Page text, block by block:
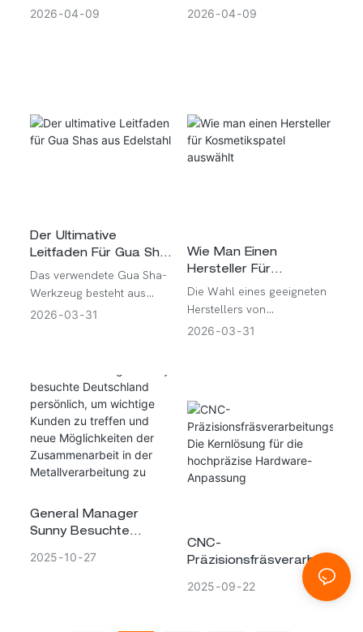
Steinen hängt die Wahl des
gesundheitsorientiertes
Image, während Edelstahl-
2026 04 09
die Auswirkungen von
2026 04 09
Der Ultimative
Leitfaden Für Gua Shas
Aus Edelstahl
Das verwendete Gua Sha-
Werkzeug besteht aus
hochwertigem Edelstahl
angenehme Kühlung und
gleichbleibende Leistung
über lange Zeit. Dank
sorgfältiger Kontrolle von
Form, Verarbeitung und
Materialqualität hat es das
zuverlässigen und
hochwertigen
entwickeln.
2026 03 31
Wie Man Einen
Hersteller Für
Kosmetikspatel
Auswählt
Die Wahl eines geeigneten
Herstellers von
Kosmetikspateln hängt von
guter Lieferant von
Kosmetikspateln muss
gleichbleibende Materialien
und eine konsistente
Fertigung gewährleisten
und eine reibungslose
sicherstellen.
2026 03 31
General Manager
Sunny Besuchte
2025 10 27
CNC-
Präzisionsfräsverarbeit
Ungstechnologie: Die
2025 09 22